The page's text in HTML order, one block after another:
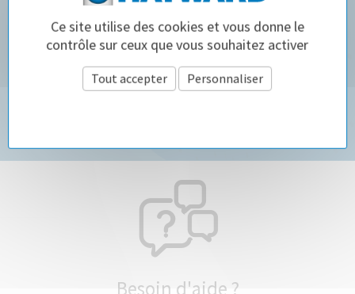
Configurateur Piscine
Besoin d'aide pour choisir les équipements de piscine
adaptés à votre bassin ? Laissez-vous guider par notre
configurateur piscine !
Besoin d'aide ?
Ce site utilise des cookies et vous donne le
contrôle sur ceux que vous souhaitez activer
Tout accepter Personnaliser